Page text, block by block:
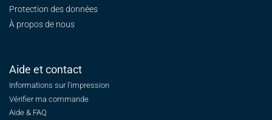
Protection des données
À propos de nous
Aide et contact
Informations sur l'impression
Vérifier ma commande
Aide & FAQ